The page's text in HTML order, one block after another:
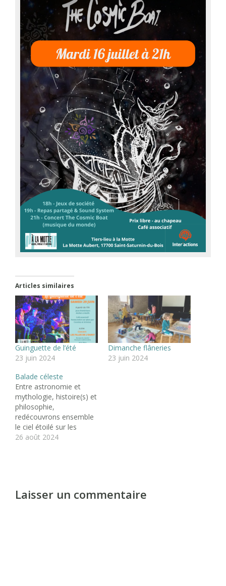
Articles similaires
Guinguette de l’été
23 juin 2024
Dimanche flâneries
23 juin 2024
Balade céleste
Entre astronomie et
mythologie, histoire(s) et
philosophie,
redécouvrons ensemble
le ciel étoilé sur les
chemins de notre
médiateur interculturel
26 août 2024
Laisser un commentaire